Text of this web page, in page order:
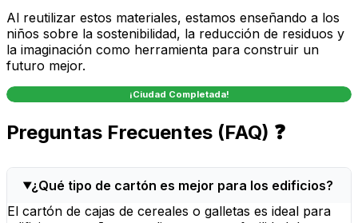
Al reutilizar estos materiales, estamos enseñando a los
niños sobre la sostenibilidad, la reducción de residuos y
la imaginación como herramienta para construir un
futuro mejor.
¡Ciudad Completada!
Preguntas Frecuentes (FAQ) ❓
¿Qué tipo de cartón es mejor para los edificios?
El cartón de cajas de cereales o galletas es ideal para